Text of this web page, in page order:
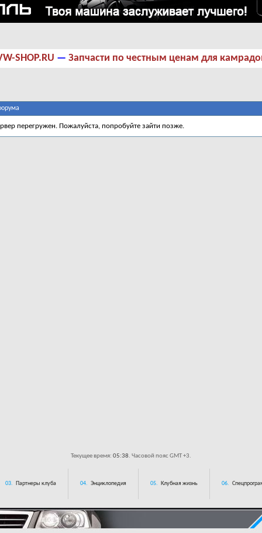
SHOP.RU — Запчасти по честным ценам для
перегружен. Пожалуйста, попробуйте зайти позже.
Текущее время: 05:38. Часовой пояс GMT +3.
03. Партнеры клуба 04. Энциклопедия 05. Клубная жизнь 06.